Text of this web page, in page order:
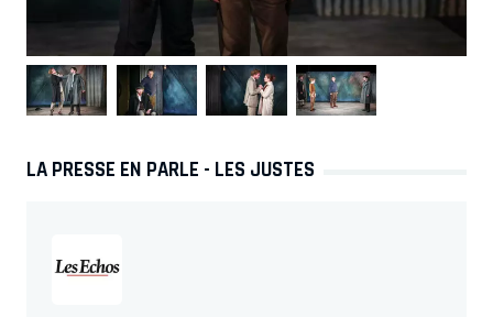
LA PRESSE EN PARLE - LES JUSTES